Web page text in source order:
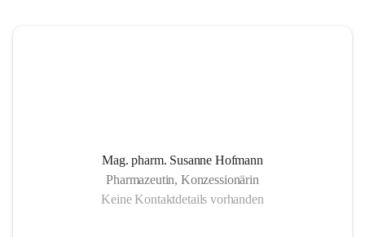
Mag. pharm. Susanne Hofmann
Pharmazeutin, Konzessionärin
Keine Kontaktdetails vorhanden